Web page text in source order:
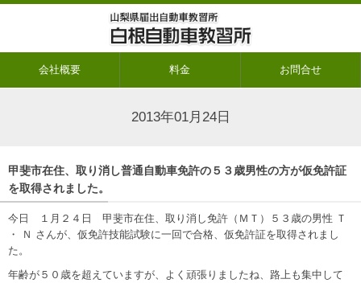
会社概要 料金 お問合せ
2013年01月24日
甲斐市在住、取り消し普通自動車免許の５３歳男性の方が仮免許証
を取得されました。
今日 １月２４日 甲斐市在住、取り消し免許（ＭＴ）５３歳の男性 Ｔ
・ Ｎ さんが、仮免許技能試験に一回で合格、仮免許証を取得されまし
た。
年齢が５０歳を超えていますが、よく頑張りましたね、路上も集中して